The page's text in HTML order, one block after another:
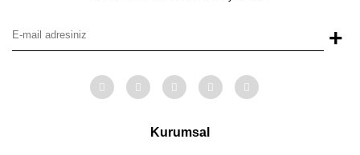
+
Kurumsal